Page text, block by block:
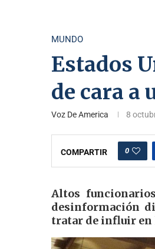
MUNDO
Estados
de cara a
Voz De America 8
COMPARTIR 0
Altos
desinformación
tratar de influir en